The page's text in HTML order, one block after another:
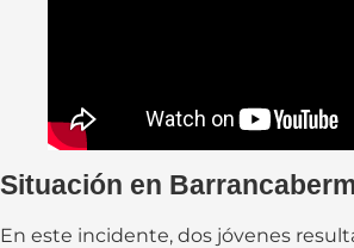
Situación en
En este incidente, dos jóvenes